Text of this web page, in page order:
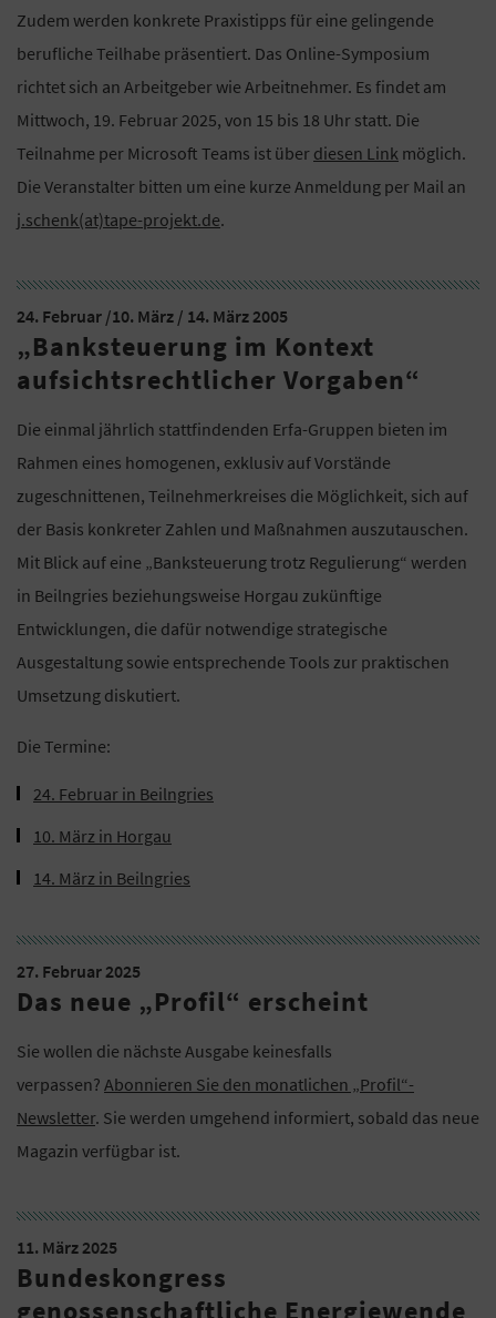
Zudem werden konkrete Praxistipps für eine gelingende
berufliche Teilhabe präsentiert. Das Online-Symposium
richtet sich an Arbeitgeber wie Arbeitnehmer. Es findet am
Mittwoch, 19. Februar 2025, von 15 bis 18 Uhr statt. Die
Teilnahme per Microsoft Teams ist über diesen Link möglich.
Die Veranstalter bitten um eine kurze Anmeldung per Mail an
j.schenk(at)tape-projekt.de.
24. Februar /10. März / 14. März 2005
„Banksteuerung im Kontext
aufsichtsrechtlicher Vorgaben“
Die einmal jährlich stattfindenden Erfa-Gruppen bieten im
Rahmen eines homogenen, exklusiv auf Vorstände
zugeschnittenen, Teilnehmerkreises die Möglichkeit, sich auf
der Basis konkreter Zahlen und Maßnahmen auszutauschen.
Mit Blick auf eine „Banksteuerung trotz Regulierung“ werden
in Beilngries beziehungsweise Horgau zukünftige
Entwicklungen, die dafür notwendige strategische
Ausgestaltung sowie entsprechende Tools zur praktischen
Umsetzung diskutiert.
Die Termine:
24. Februar in Beilngries
10. März in Horgau
14. März in Beilngries
27. Februar 2025
Das neue „Profil“ erscheint
Sie wollen die nächste Ausgabe keinesfalls
verpassen? Abonnieren Sie den monatlichen „Profil“-
Newsletter. Sie werden umgehend informiert, sobald das neue
Magazin verfügbar ist.
11. März 2025
Bundeskongress
genossenschaftliche Energiewende